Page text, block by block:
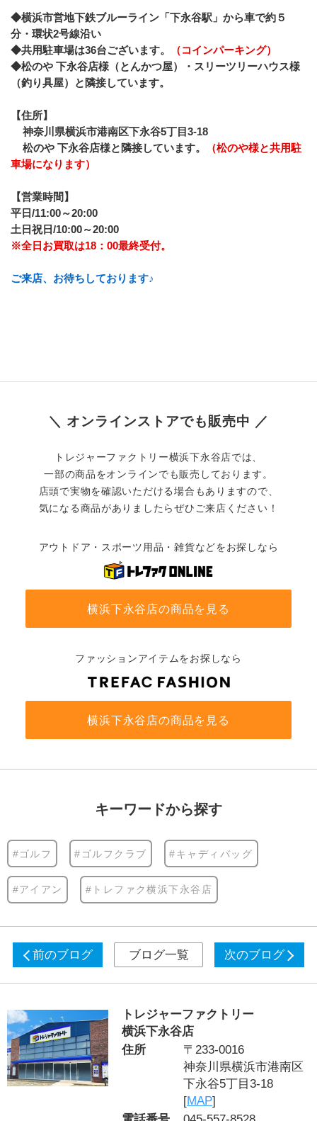
◆横浜市営地下鉄ブルーライン「下永谷駅」から車で約５
分・環状2号線沿い
◆共用駐車場は36台ございます。
（コインパーキング）
◆松のや 下永谷店様（とんかつ屋）・スリーツリーハウス様
（釣り具屋）と隣接しています。
【住所】
神奈川県横浜市港南区下永谷5丁目3-18
松のや 下永谷店様と隣接しています。
（松のや様と共用駐
車場になります）
【営業時間】
平日/11:00～20:00
土日祝日/10:00～20:00
※全日お買取は18：00最終受付。
ご来店、お待ちしております♪
＼ オンラインストアでも販売中 ／
トレジャーファクトリー横浜下永谷店では、
一部の商品をオンラインでも販売しております。
店頭で実物を確認いただける場合もありますので、
気になる商品がありましたらぜひご来店ください！
アウトドア・スポーツ用品・雑貨などをお探しなら
横浜下永谷店の商品を見る
ファッションアイテムをお探しなら
横浜下永谷店の商品を見る
キーワードから探す
#ゴルフ #ゴルフクラブ #キャディバッグ
#アイアン #トレファク横浜下永谷店
前のブログ ブログ一覧 次のブログ
トレジャーファクトリー
横浜下永谷店
住所
〒233-0016
神奈川県横浜市港南区
下永谷5丁目3-18
[MAP]